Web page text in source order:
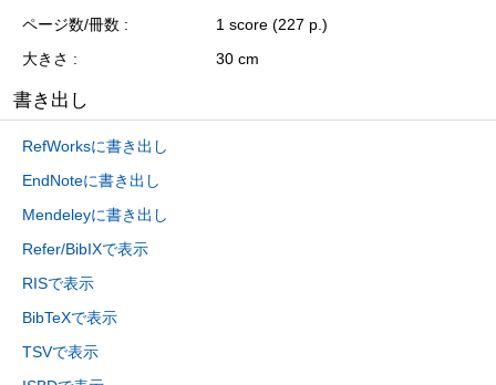
ページ数/冊数
1 score (227 p.)
大きさ
30 cm
書き出し
RefWorksに書き出し
EndNoteに書き出し
Mendeleyに書き出し
Refer/BibIXで表示
RISで表示
BibTeXで表示
TSVで表示